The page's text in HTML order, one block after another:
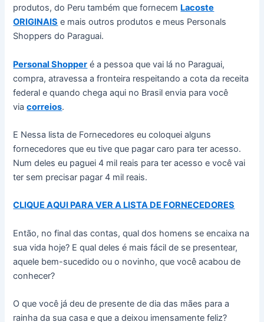
produtos, do Peru também que fornecem Lacoste
ORIGINAIS e mais outros produtos e meus Personals
Shoppers do Paraguai.
Personal Shopper é a pessoa que vai lá no Paraguai,
compra, atravessa a fronteira respeitando a cota da receita
federal e quando chega aqui no Brasil envia para você
viacorreios.
E Nessa lista de Fornecedores eu coloquei alguns
fornecedores que eu tive que pagar caro para ter acesso.
Num deles eu paguei 4 mil reais para ter acesso e você vai
ter sem precisar pagar 4 mil reais.
CLIQUE AQUI PARA VER A LISTA DE FORNECEDORES
Então, no final das contas, qual dos homens se encaixa na
sua vida hoje? E qual deles é mais fácil de se presentear,
aquele bem-sucedido ou o novinho, que você acabou de
conhecer?
O que você já deu de presente de dia das mães para a
rainha da sua casa e que a deixou imensamente feliz?